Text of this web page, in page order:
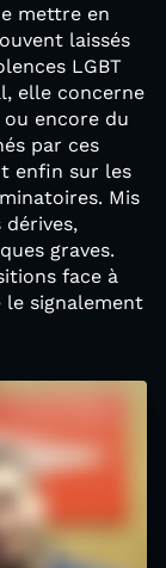
mettre en
laissés
LGBT
elle concerne
encore du
par ces
enfin sur les
Mis
graves.
face à
le signalement